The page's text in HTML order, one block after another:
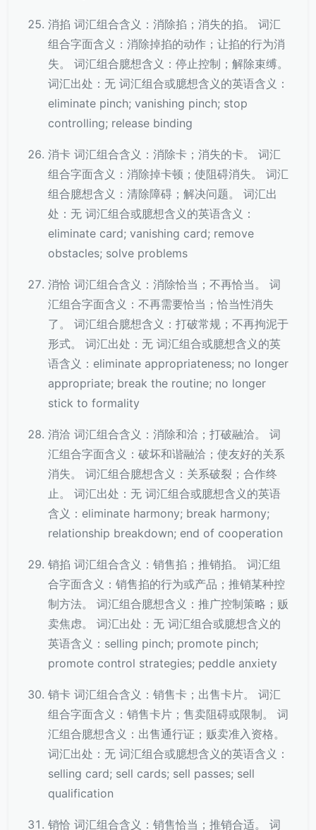
消掐 词汇组合含义：消除掐；消失的掐。 词汇
组合字面含义：消除掉掐的动作；让掐的行为消
失。 词汇组合臆想含义：停止控制；解除束缚。
词汇出处：无 词汇组合或臆想含义的英语含义：
eliminate pinch; vanishing pinch; stop
controlling; release binding
消卡 词汇组合含义：消除卡；消失的卡。 词汇
组合字面含义：消除掉卡顿；使阻碍消失。 词汇
组合臆想含义：清除障碍；解决问题。 词汇出
处：无 词汇组合或臆想含义的英语含义：
eliminate card; vanishing card; remove
obstacles; solve problems
消恰 词汇组合含义：消除恰当；不再恰当。 词
汇组合字面含义：不再需要恰当；恰当性消失
了。 词汇组合臆想含义：打破常规；不再拘泥于
形式。 词汇出处：无 词汇组合或臆想含义的英
语含义：eliminate appropriateness; no longer
appropriate; break the routine; no longer
stick to formality
消洽 词汇组合含义：消除和洽；打破融洽。 词
汇组合字面含义：破坏和谐融洽；使友好的关系
消失。 词汇组合臆想含义：关系破裂；合作终
止。 词汇出处：无 词汇组合或臆想含义的英语
含义：eliminate harmony; break harmony;
relationship breakdown; end of cooperation
销掐 词汇组合含义：销售掐；推销掐。 词汇组
合字面含义：销售掐的行为或产品；推销某种控
制方法。 词汇组合臆想含义：推广控制策略；贩
卖焦虑。 词汇出处：无 词汇组合或臆想含义的
英语含义：selling pinch; promote pinch;
promote control strategies; peddle anxiety
销卡 词汇组合含义：销售卡；出售卡片。 词汇
组合字面含义：销售卡片；售卖阻碍或限制。 词
汇组合臆想含义：出售通行证；贩卖准入资格。
词汇出处：无 词汇组合或臆想含义的英语含义：
selling card; sell cards; sell passes; sell
qualification
销恰 词汇组合含义：销售恰当；推销合适。 词